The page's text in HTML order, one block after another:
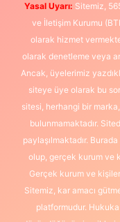
Yasal Uyarı: Sitemiz,
ve İletişim Kurumu
olarak hizmet
olarak denetleme veya
Ancak, üyelerimiz
siteye üye olarak bu
sitesi, herhangi bir
bulunmamaktadır.
paylaşılmaktadır.
olup, gerçek kurum ve
Gerçek kurum ve
Sitemiz, kar amacı
platformudur.